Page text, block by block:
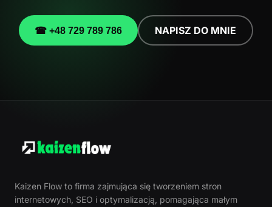
☎ +48 729 789 786 NAPISZ DO MNIE
Kaizen Flow to firma zajmująca się tworzeniem stron
internetowych, SEO i optymalizacją, pomagająca małym